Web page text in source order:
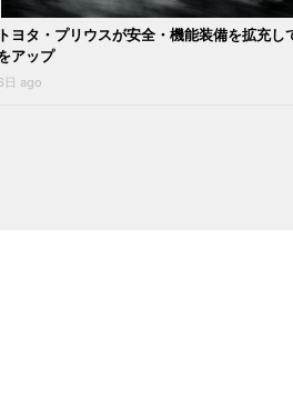
トヨタ・プリウスが安全・機能装備を拡充し
アップ
日 ago